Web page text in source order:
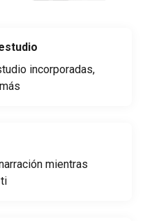
incorporadas,
mientras